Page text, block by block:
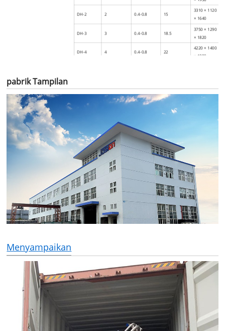
DH-2 2 0.4-0.8 15
3310 × 1120
× 1640
DH-3 3 0.4-0.8 18.5
3750 × 1290
× 1820
DH-4 4 0.4-0.8 22
4220 × 1400
× 1990
DH-6 6 0.4-0.8 30
× 2260
0.4-0.8
DH-12 12 0.4-0.8
DH-15
× 2940
pabrik Tampilan
Menyampaikan